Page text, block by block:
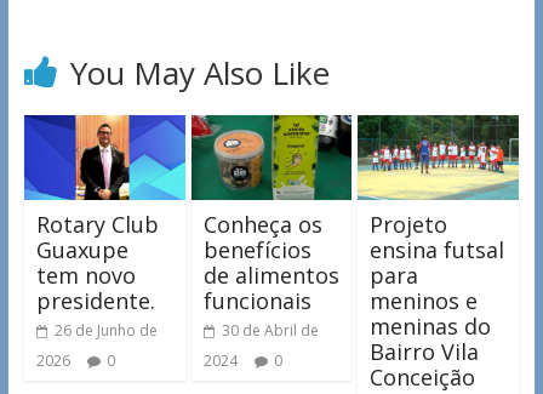
You May Also Like
Rotary Club
Guaxupe
tem novo
presidente.
26 de Junho de
2026
0
Conheça os
benefícios
de alimentos
funcionais
30 de Abril de
2024
0
Projeto
ensina futsal
para
meninos e
meninas do
Bairro Vila
Conceição